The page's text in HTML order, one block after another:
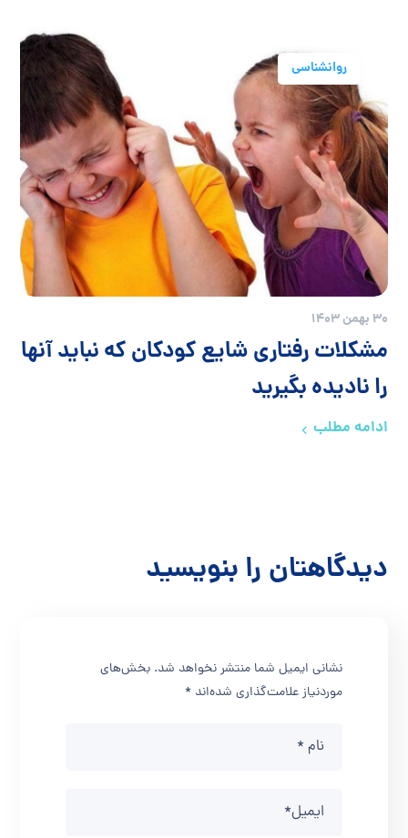
روانشناسی
30 بهمن 1403
مشکلات رفتاری شایع کودکان که نباید آنها
را نادیده بگیرید
ادامه مطلب
دیدگاهتان را بنویسید
نشانی ایمیل شما منتشر نخواهد شد. بخش‌های
موردنیاز علامت‌گذاری شده‌اند*